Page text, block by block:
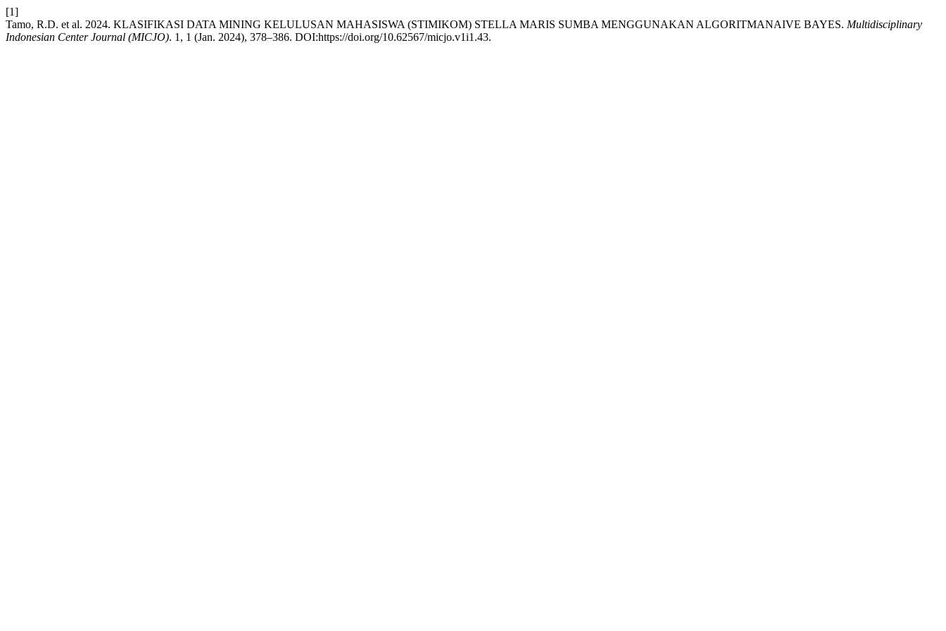
[1]
Tamo, R.D. et al. 2024. KLASIFIKASI DATA MINING KELULUSAN MAHASISWA (STIMIKOM) STELLA MARIS SUMBA MENGGUNAKAN ALGORITMANAIVE BAYES. Multidisciplinary
Indonesian Center Journal (MICJO). 1, 1 (Jan. 2024), 378–386. DOI:https://doi.org/10.62567/micjo.v1i1.43.